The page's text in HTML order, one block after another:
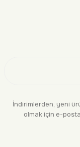
İndirimlerden, yeni
olmak için e-posta